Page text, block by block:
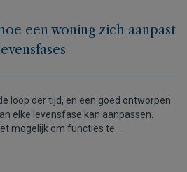
een woning zich aanpast
loop der tijd, en een goed ontworpen
elke levensfase kan aanpassen.
mogelijk om functies te